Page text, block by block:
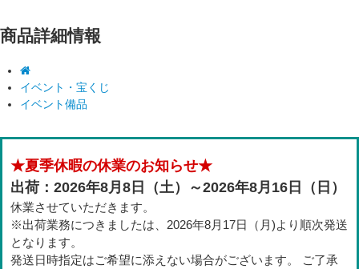
商品詳細情報
イベント・宝くじ
イベント備品
★夏季休暇の休業のお知らせ★
出荷：2026年8月8日（土）～2026年8月16日（日）
休業させていただきます。
※出荷業務につきましたは、2026年8月17日（月)より順次発送
となります。
発送日時指定はご希望に添えない場合がございます。 ご了承